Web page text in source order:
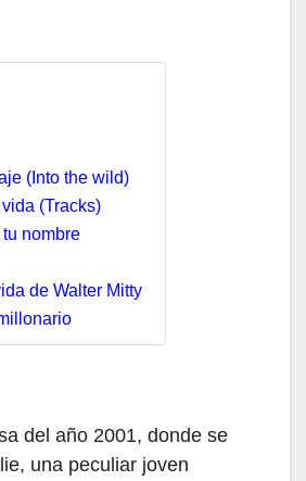
(Into the wild)
(Tracks)
nombre
de Walter Mitty
del año 2001, donde se
una peculiar joven